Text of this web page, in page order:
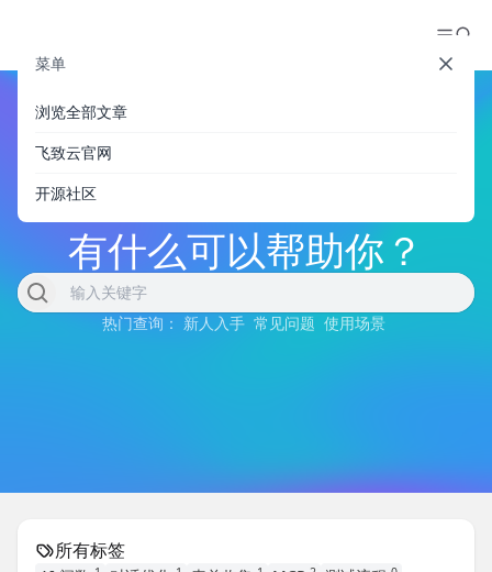
有什么可以帮助你？
热门查询： 新人入手 常见问题 使用场景
菜单
浏览全部文章
飞致云官网
开源社区
所有标签